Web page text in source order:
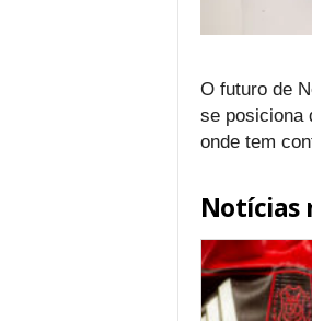
O futuro de
se posiciona
onde tem
Notícias